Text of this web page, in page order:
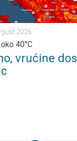
2026.
40°C
vrućine